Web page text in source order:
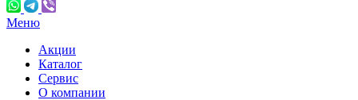
Меню
Акции
Каталог
Сервис
О компании